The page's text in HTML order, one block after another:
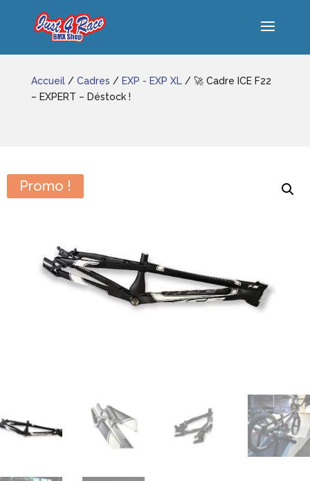
Accueil/ Cadres / EXP - EXP XL / 🚀 Cadre ICE F22
– EXPERT – Déstock !
Promo !